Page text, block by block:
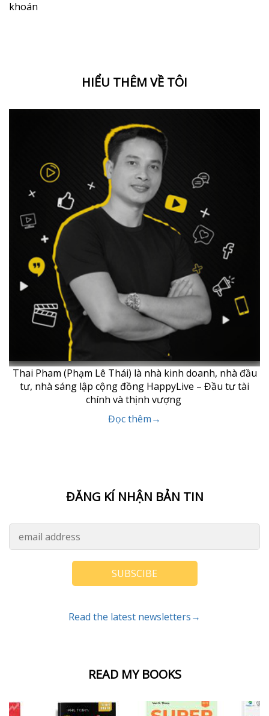
READ MY BOOKS
khoán
HIỂU THÊM VỀ TÔI
Thai Pham (Phạm Lê Thái) là nhà kinh doanh, nhà đầu
tư, nhà sáng lập cộng đồng HappyLive – Đầu tư tài
chính và thịnh vượng
Đọc thêm→
ĐĂNG KÍ NHẬN BẢN TIN
SUBSCIBE
Read the latest newsletters→